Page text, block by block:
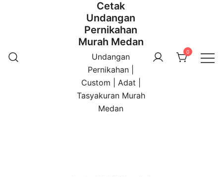
Cetak
Undangan
Pernikahan
Murah Medan
Undangan
Pernikahan |
Custom | Adat |
Tasyakuran Murah
Medan
0